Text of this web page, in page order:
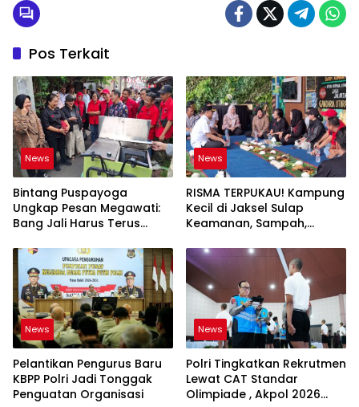
Pos Terkait
News
Bintang Puspayoga
Ungkap Pesan Megawati:
Bang Jali Harus Terus
Dikembangkan
News
RISMA TERPUKAU! Kampung
Kecil di Jaksel Sulap
Keamanan, Sampah,
Jadi Satu Sistem
News
Pelantikan Pengurus Baru
KBPP Polri Jadi Tonggak
Penguatan Organisasi
News
Polri Tingkatkan Rekrutmen
Lewat CAT Standar
Olimpiade , Akpol 2026